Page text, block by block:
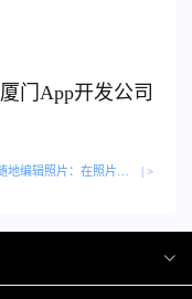
厦门 App开发公司
| >